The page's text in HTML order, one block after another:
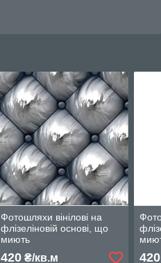
Фотошляхи вінілові на
флізеліновій основі, що
миють
420₴/кв.м 420